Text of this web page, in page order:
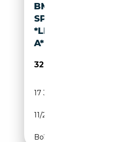
BMW X2 M
SPORT
A* M SPOR
32 890€
17 388 km
11/2023
Boîte automatique